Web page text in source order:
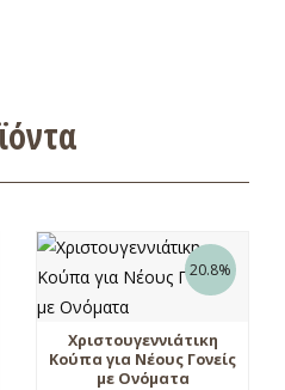
20.8%
Χριστουγεννιάτικη
Κούπα για Νέους Γονείς
με Ονόματα